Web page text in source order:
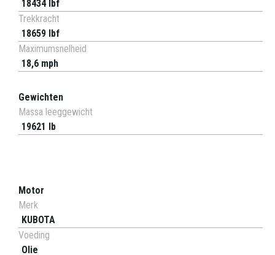
18434 lbf
Trekkracht
18659 lbf
Maximumsnelheid
18,6 mph
Gewichten
Massa leeggewicht
19621 lb
Motor
Merk
KUBOTA
Voeding
Olie